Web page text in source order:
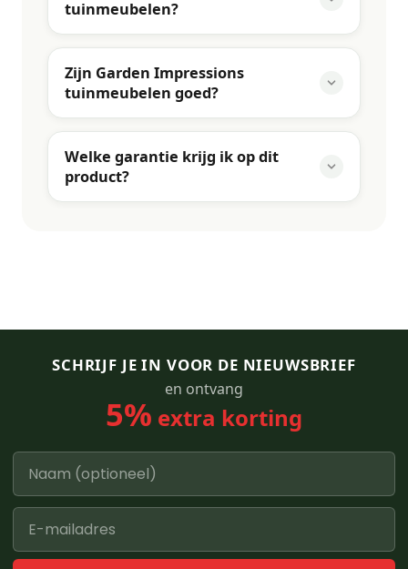
tuinmeubelen?
Zijn Garden Impressions
tuinmeubelen goed?
Welke garantie krijg ik op dit
product?
SCHRIJF JE IN VOOR DE NIEUWSBRIEF
en ontvang
5% extra korting